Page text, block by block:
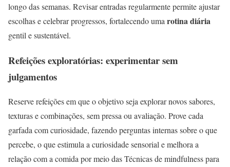
longo das semanas. Revisar entradas regularmente permite ajustar
escolhas e celebrar progressos, fortalecendo uma rotina diária
gentil e sustentável.
Refeições exploratórias: experimentar sem
julgamentos
Reserve refeições em que o objetivo seja explorar novos sabores,
texturas e combinações, sem pressa ou avaliação. Prove cada
garfada com curiosidade, fazendo perguntas internas sobre o que
percebe, o que estimula a curiosidade sensorial e melhora a
relação com a comida por meio das Técnicas de mindfulness para